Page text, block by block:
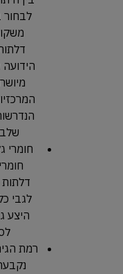
לבחור
חומרי
לגבי
היצע
רמת